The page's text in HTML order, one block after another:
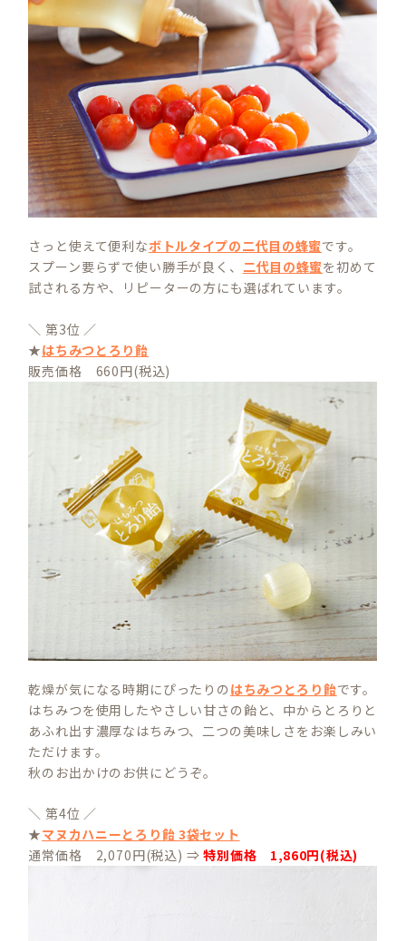
さっと使えて便利なボトルタイプの二代目の蜂蜜です。
スプーン要らずで使い勝手が良く、 二代目の蜂蜜を初めて
試される方や、リピーターの方にも選ばれています。
＼ 第3位 ／
★はちみつとろり飴
販売価格 660円(税込)
乾燥が気になる時期にぴったりの はちみつとろり飴です。
はちみつを使用したやさしい甘さの飴と、中からとろりと
あふれ出す濃厚なはちみつ、二つの美味しさをお楽しみい
ただけます。
秋のお出かけのお供にどうぞ。
＼ 第4位 ／
★マヌカハニーとろり飴 3袋セット
通常価格 2,070円(税込) ⇒特別価格 1,860円(税込)